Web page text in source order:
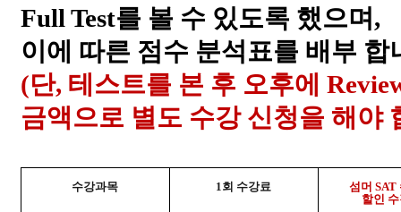
Full Test를 볼 수 있도록 했으며 ,
이에 따른 점수 분석표를 배부 합
(단, 테스트를 본 후 오후에
금액으로 별도 수강 신청을 해야
수강과목 1회 수강료 섬머 SAT
할인